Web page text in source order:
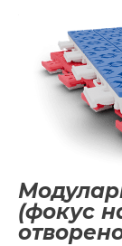
(фокус